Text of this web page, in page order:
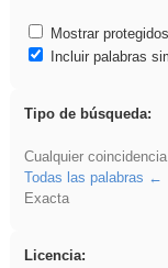
Mostrar
Incluir palabras
Tipo de búsqueda:
Cualquier coincidencia
Todas las palabras
Exacta
Licencia: